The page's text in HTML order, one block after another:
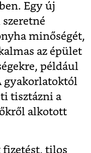
Egy új
minőségét,
az épület
például
gyakorlatoktól
tisztázni a
alkotott
fizetést, tilos